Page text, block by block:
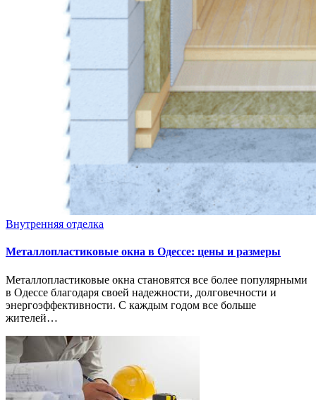
Внутренняя отделка
Металлопластиковые окна в Одессе: цены и размеры
Металлопластиковые окна становятся все более популярными
в Одессе благодаря своей надежности, долговечности и
энергоэффективности. С каждым годом все больше
жителей…